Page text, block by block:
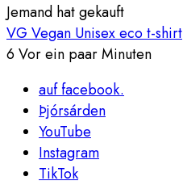
Jemand hat gekauft
VG Vegan Unisex eco t-shirt
6 Vor ein paar Minuten
auf facebook.
Þjórsárden
YouTube
Instagram
TikTok